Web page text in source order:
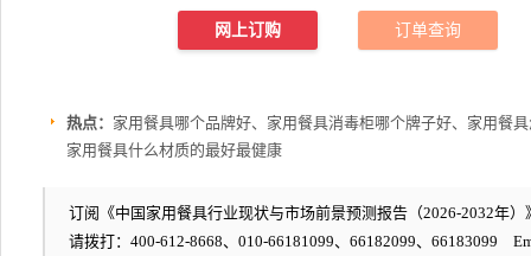
网上订购 订单查询
热点： 家用餐具哪个品牌好、家用餐具消毒柜哪个牌子好、家用餐
家用餐具什么材质的最好最健康
订阅《中国家用餐具行业现状与市场前景预测报告（2026-2032年）
请拨打：400-612-8668、010-66181099、66182099、66183099